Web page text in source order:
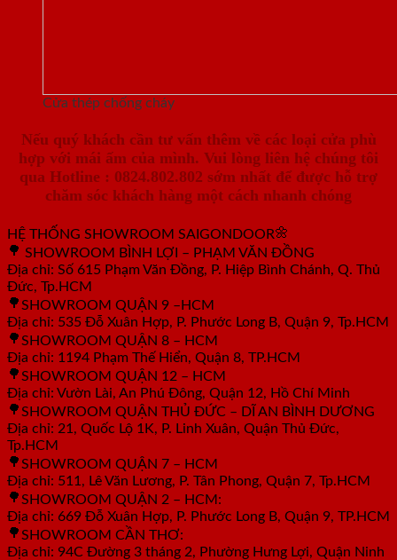
Cửa thép chống cháy
Nếu quý khách cần tư vấn thêm về các loại cửa phù
hợp với mái ấm của mình. Vui lòng liên hệ chúng tôi
qua Hotline : 0824.802.802 sớm nhất để được hỗ trợ
chăm sóc khách hàng một cách nhanh chóng
HỆ THỐNG SHOWROOM SAIGONDOOR
SHOWROOM BÌNH LỢI – PHẠM VĂN ĐỒNG
Địa chỉ: Số 615 Phạm Văn Đồng, P. Hiệp Bình Chánh, Q. Thủ
Đức, Tp.HCM
SHOWROOM QUẬN 9 –HCM
Địa chỉ: 535 Đỗ Xuân Hợp, P. Phước Long B, Quận 9, Tp.HCM
SHOWROOM QUẬN 8 – HCM
Địa chỉ: 1194 Phạm Thế Hiển, Quận 8, TP.HCM
SHOWROOM QUẬN 12 – HCM
Địa chỉ: Vườn Lài, An Phú Đông, Quận 12, Hồ Chí Minh
SHOWROOM QUẬN THỦ ĐỨC – DĨ AN BÌNH DƯƠNG
Địa chỉ: 21, Quốc Lộ 1K, P. Linh Xuân, Quận Thủ Đức,
Tp.HCM
SHOWROOM QUẬN 7 – HCM
Địa chỉ: 511, Lê Văn Lương, P. Tân Phong, Quận 7, Tp.HCM
SHOWROOM QUẬN 2 – HCM:
Địa chỉ: 669 Đỗ Xuân Hợp, P. Phước Long B, Quận 9, TP.HCM
SHOWROOM CẦN THƠ:
Địa chỉ: 94C Đường 3 tháng 2, Phường Hưng Lợi, Quận Ninh